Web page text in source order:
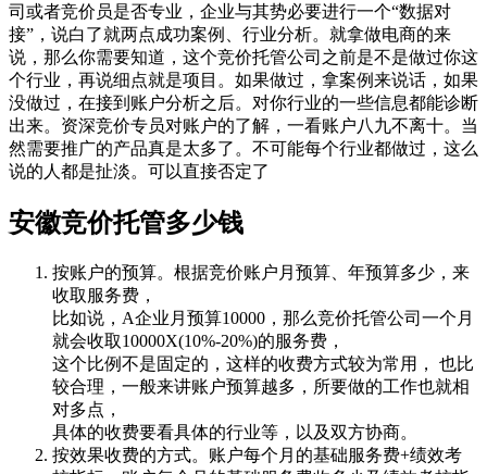
司或者竞价员是否专业，企业与其势必要进行一个“数据对
接”，说白了就两点成功案例、行业分析。就拿做电商的来
说，那么你需要知道，这个竞价托管公司之前是不是做过你这
个行业，再说细点就是项目。如果做过，拿案例来说话，如果
没做过，在接到账户分析之后。对你行业的一些信息都能诊断
出来。资深竞价专员对账户的了解，一看账户八九不离十。当
然需要推广的产品真是太多了。不可能每个行业都做过，这么
说的人都是扯淡。可以直接否定了
安徽竞价托管多少钱
按账户的预算。根据竞价账户月预算、年预算多少，来
收取服务费，
比如说，A企业月预算10000，那么竞价托管公司一个月
就会收取10000X(10%-20%)的服务费，
这个比例不是固定的，这样的收费方式较为常用， 也比
较合理，一般来讲账户预算越多，所要做的工作也就相
对多点，
具体的收费要看具体的行业等，以及双方协商。
按效果收费的方式。账户每个月的基础服务费+绩效考